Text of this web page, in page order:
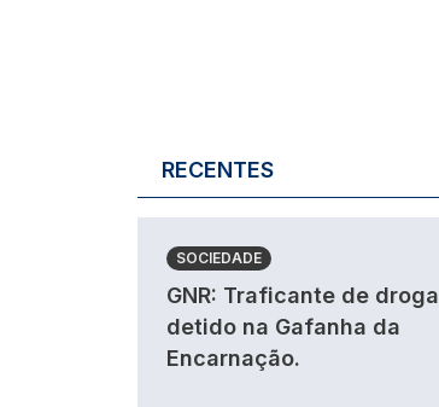
RECENTES
SOCIEDADE
GNR: Traficante de droga
detido na Gafanha da
Encarnação.